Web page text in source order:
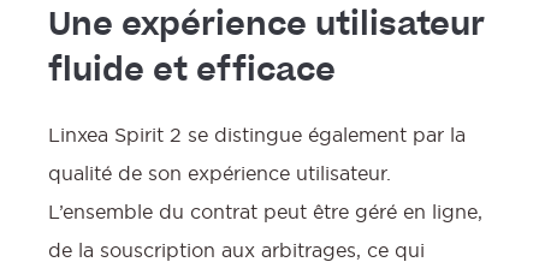
Une expérience utilisateur
fluide et efficace
Linxea Spirit 2 se distingue également par la
qualité de son expérience utilisateur.
L’ensemble du contrat peut être géré en ligne,
de la souscription aux arbitrages, ce qui